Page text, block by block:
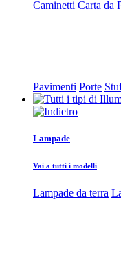
Caminetti Carta da
Pavimenti Porte
Lampade
Vai a tutti i modelli
Lampade da terra